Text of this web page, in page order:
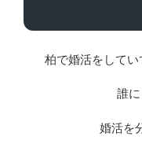
柏で婚活をしてい
誰に
婚活を